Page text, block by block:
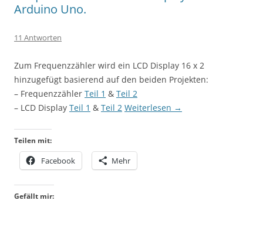
Arduino Uno.
11 Antworten
Zum Frequenzzähler wird ein LCD Display 16 x 2
hinzugefügt basierend auf den beiden Projekten:
– Frequenzzähler Teil 1 & Teil 2
– LCD Display Teil 1 & Teil 2 Weiterlesen →
Teilen mit:
Facebook Mehr
Gefällt mir: